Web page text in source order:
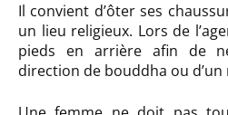
Il convient d’ôter ses
un lieu religieux. Lors de
pieds en arrière afin de
direction de bouddha ou d’un